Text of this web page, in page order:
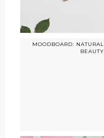
MOODBOARD: NATURAL
BEAUTY